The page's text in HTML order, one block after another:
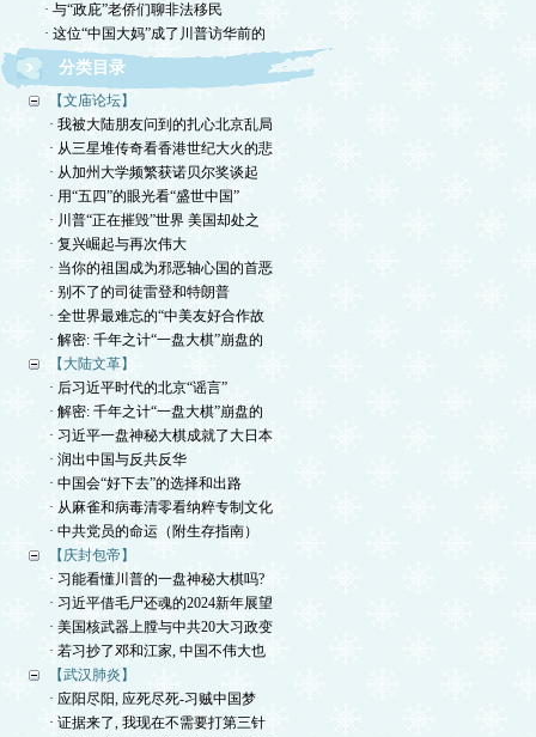
· 与“政庇”老侨们聊非法移民
· 这位“中国大妈”成了川普访华前的
分类目录
【文庙论坛】
· 我被大陆朋友问到的扎心北京乱局
· 从三星堆传奇看香港世纪大火的悲
· 从加州大学频繁获诺贝尔奖谈起
· 用“五四”的眼光看“盛世中国”
· 川普“正在摧毁”世界 美国却处之
· 复兴崛起与再次伟大
· 当你的祖国成为邪恶轴心国的首恶
· 别不了的司徒雷登和特朗普
· 全世界最难忘的“中美友好合作故
· 解密: 千年之计“一盘大棋”崩盘的
【大陆文革】
· 后习近平时代的北京“谣言”
· 解密: 千年之计“一盘大棋”崩盘的
· 习近平一盘神秘大棋成就了大日本
· 润出中国与反共反华
· 中国会“好下去”的选择和出路
· 从麻雀和病毒清零看纳粹专制文化
· 中共党员的命运（附生存指南）
【庆封包帝】
· 习能看懂川普的一盘神秘大棋吗?
· 习近平借毛尸还魂的2024新年展望
· 美国核武器上膛与中共20大习政变
· 若习抄了邓和江家, 中国不伟大也
【武汉肺炎】
· 应阳尽阳, 应死尽死-习贼中国梦
· 证据来了, 我现在不需要打第三针